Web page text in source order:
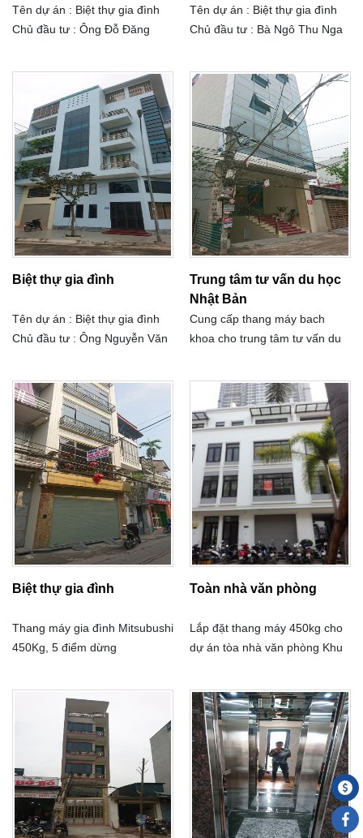
Tên dự án : Biệt thự gia đình
Chủ đầu tư : Ông Đỗ Đăng
Hoàng Ngân, quận Thanh
Xuân, TP Hà Nội Tải trọng :
630Kg Số điểm dừng : 08 điểm
dừng Tốc độ : 60 m/s
Tên dự án : Biệt thự gia đình
Chủ đầu tư : Bà Ngô Thu Nga
Hồ - Hà Nội Tải trọng : 450Kg
Số điểm dừng : 07 điểm dừng
Tốc độ : 60 m/s
Biệt thự gia đình
Tên dự án : Biệt thự gia đình
Chủ đầu tư : Ông Nguyễn Văn
- Hà Nội Tải trọng : 450Kg Số
điểm dừng : 06 điểm dừng Tốc
độ : 60 m/s
Trung tâm tư vấn du học
Nhật Bản
Cung cấp thang máy bach
khoa cho trung tâm tư vấn du
Trinh - Quận .Hoàng Mai - Hà
Biệt thự gia đình
Thang máy gia đình Mitsubushi
450Kg, 5 điểm dừng
Toàn nhà văn phòng
Lắp đặt thang máy 450kg cho
dự án tòa nhà văn phòng Khu
đường Hàm Nghi, Mỹ Đình, Hà
Nội